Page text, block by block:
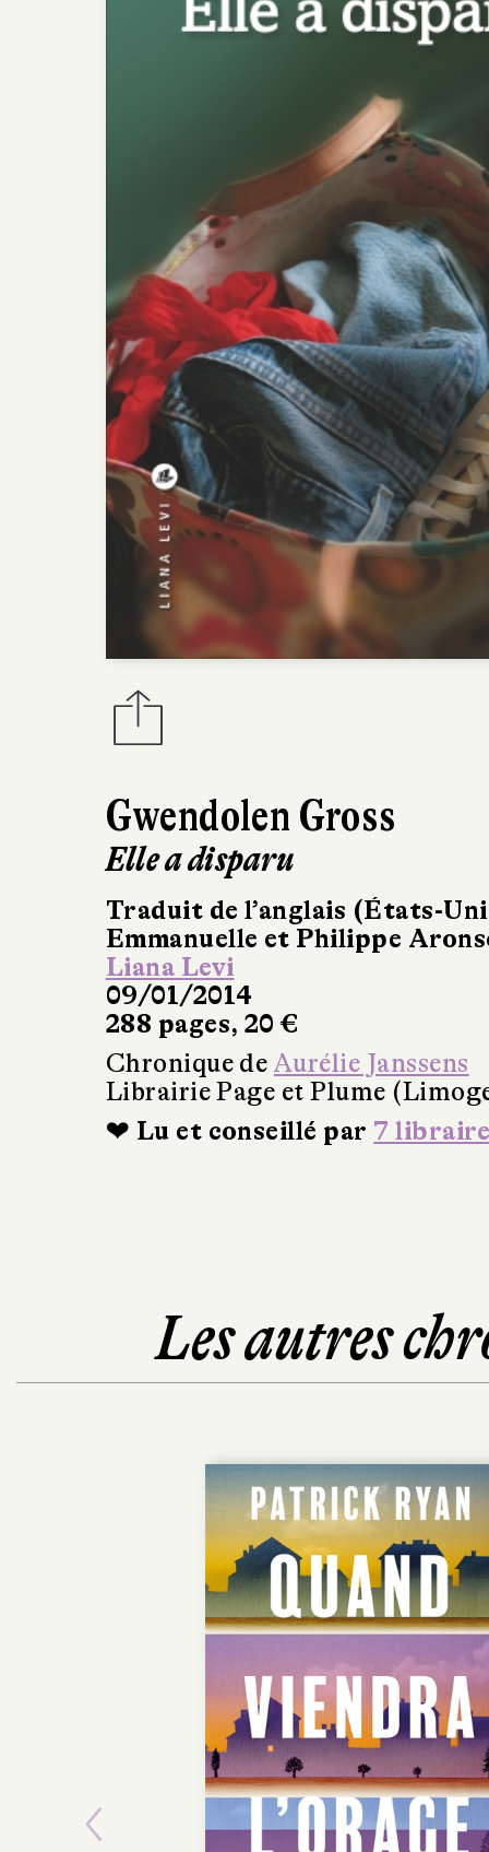
Gwendolen Gross
Elle a disparu
Traduit de l’anglais (États-
Emmanuelle et Philippe
Liana Levi
09/01/2014
288 pages, 20 €
Chronique de Aurélie Janssens
Librairie Page et Plume
❤ Lu et conseillé par 7
Les autres